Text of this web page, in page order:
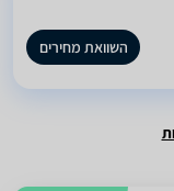
השוואת מחירים